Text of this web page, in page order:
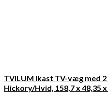
TVILUM Ikast TV-væg med
Hickory/Hvid, 158,7 x 48,35 x